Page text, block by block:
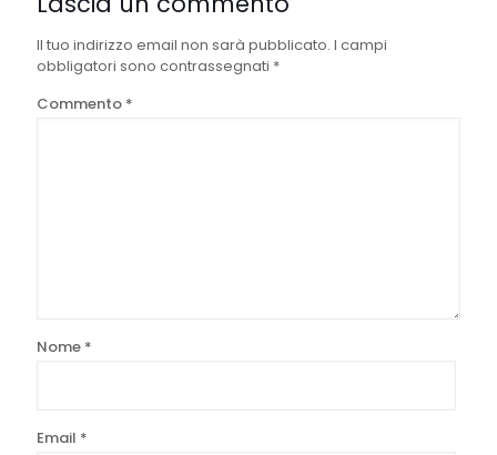
Il tuo indirizzo email non sarà pubblicato. I campi
obbligatori sono contrassegnati *
Commento *
Nome *
Email *